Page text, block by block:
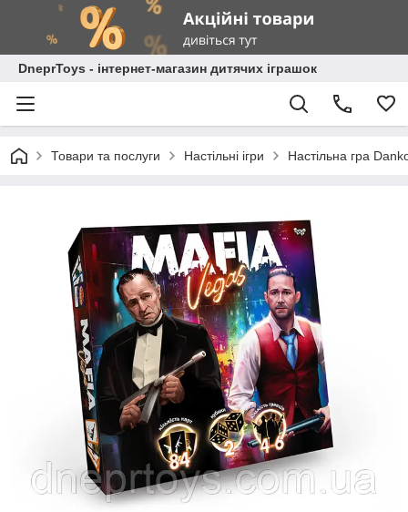
DneprToys - інтернет-магазин дитячих іграшок
Товари та послуги Настільні ігри Настільна гра